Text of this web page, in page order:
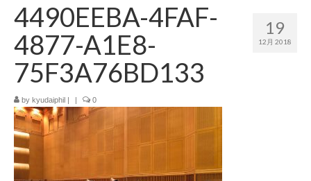
演奏会情報
九大フィルの歴史
ご寄付のお願い
演奏会の歴史
19
12月 2018
4490EEBA-4FAF-
4877-A1E8-
75F3A76BD133
by kyudaiphil 0